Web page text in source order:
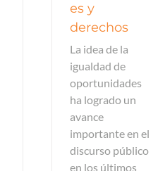
es y
derechos
La idea de la
igualdad de
oportunidades
ha logrado un
avance
importante en el
discurso público
en los últimos